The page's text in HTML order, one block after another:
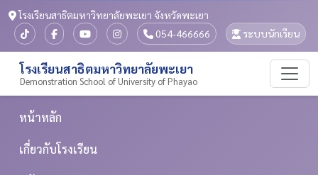
โรงเรียนสาธิตมหาวิทยาลัยพะเยา จังหวัดพะเยา
054-466666
ระบบนักเรียน
โรงเรียนสาธิตมหาวิทยาลัยพะเยา
Demonstration School of University of Phayao
หน้าหลัก
เกี่ยวกับโรงเรียน